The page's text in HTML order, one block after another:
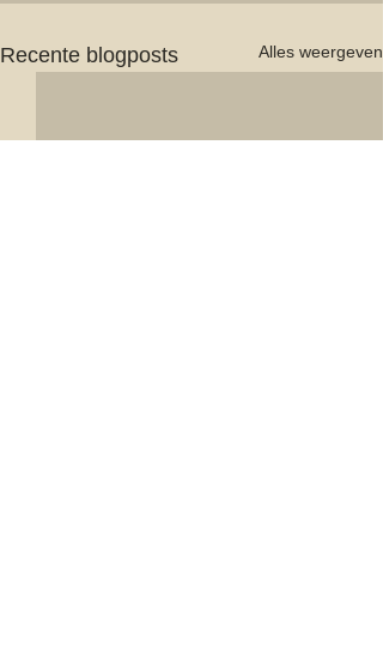
Recente blogposts Alles weergeven